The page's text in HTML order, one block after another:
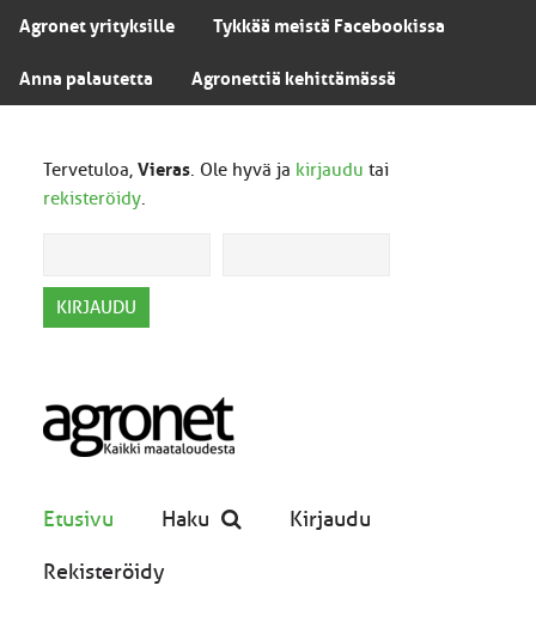
Agronet yrityksille Tykkää meistä Facebookissa
Anna palautetta Agronettiä kehittämässä
Tervetuloa, Vieras. Ole hyvä ja kirjaudu tai
rekisteröidy.
Etusivu Haku Kirjaudu
Rekisteröidy